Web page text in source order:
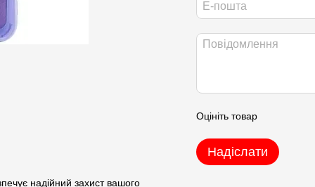
надійний захист вашого
Оцініть товар
Надіслати